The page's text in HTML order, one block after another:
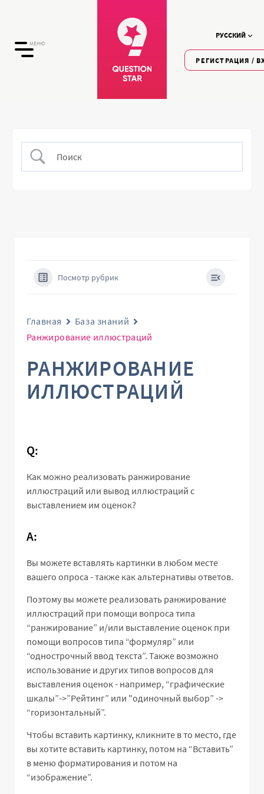
МЕНЮ
РУССКИЙ
РЕГИСТРАЦИЯ /
Посмотр рубрик
Главная
База знаний
Ранжирование иллюстраций
РАНЖИРОВАНИЕ
ИЛЛЮСТРАЦИЙ
Q:
Как можно реализовать ранжирование
иллюстраций или вывод иллюстраций с
выставлением им оценок?
A:
Вы можете вставлять картинки в любом месте
вашего опроса - также как альтернативы ответов.
Поэтому вы можете реализовать ранжирование
иллюстраций при помощи вопроса типа
“ранжирование” и/или выставление оценок при
помощи вопросов типа “формуляр” или
“однострочный ввод текста”. Также возможно
использование и других типов вопросов для
выставления оценок - например, “графические
шкалы”->”Рейтинг” или "одиночный выбор” ->
“горизонтальный”.
Чтобы вставить картинку, кликните в то место, где
вы хотите вставить картинку, потом на “Вставить”
в меню форматирования и потом на
“изображение”.